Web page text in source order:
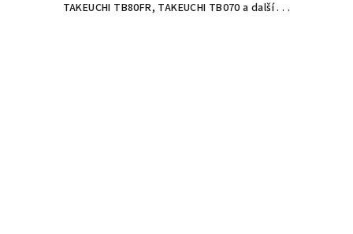
TAKEUCHI TB80FR, TAKEUCHI TB070 a další . . .